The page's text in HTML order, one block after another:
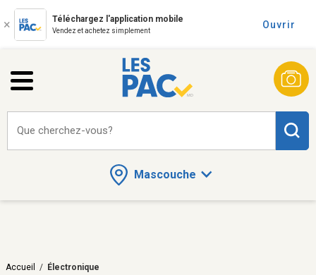
Téléchargez l'application mobile
Vendez et achetez simplement
Ouvrir
Mascouche
Que cherchez-vous?
Accueil / Électronique